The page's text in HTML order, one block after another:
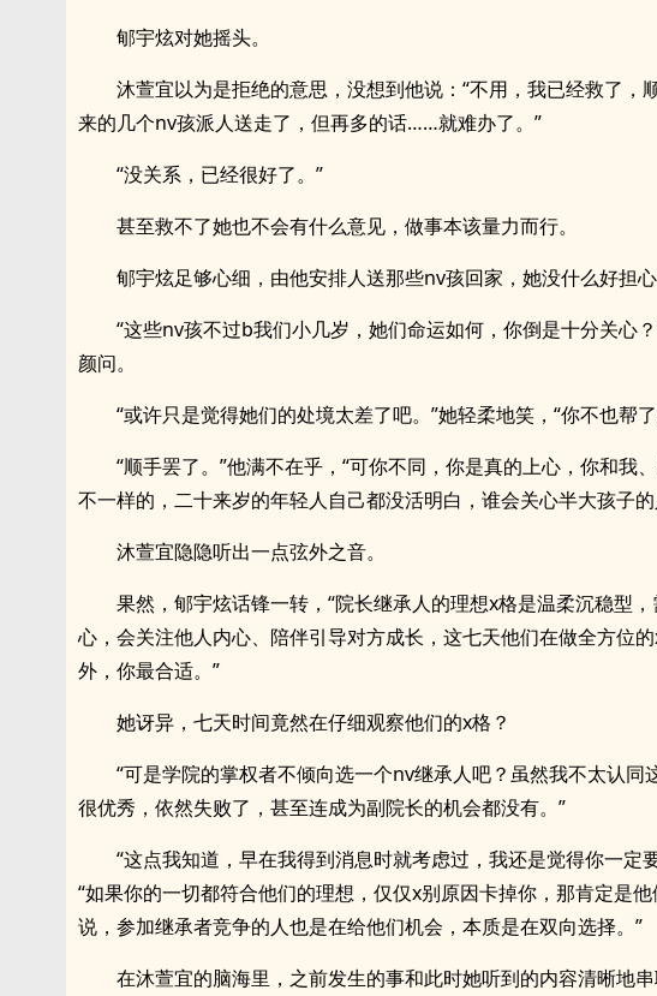
郇宇炫对她摇头。
沐萱宜以为是拒绝的意思，没想到他说：“不用，我已经救了，
来的几个nv孩派人送走了，但再多的话……就难办了。”
“没关系，已经很好了。”
甚至救不了她也不会有什么意见，做事本该量力而行。
郇宇炫足够心细，由他安排人送那些nv孩回家，她没什么好担心
“这些nv孩不过b我们小几岁，她们命运如何，你倒是十分关心
颜问。
“或许只是觉得她们的处境太差了吧。”她轻柔地笑，“你不也帮
“顺手罢了。”他满不在乎，“可你不同，你是真的上心，你和我
不一样的，二十来岁的年轻人自己都没活明白，谁会关心半大孩子
沐萱宜隐隐听出一点弦外之音。
果然，郇宇炫话锋一转，“院长继承人的理想x格是温柔沉稳型
心，会关注他人内心、陪伴引导对方成长，这七天他们在做全方位
外，你最合适。”
她讶异，七天时间竟然在仔细观察他们的x格？
“可是学院的掌权者不倾向选一个nv继承人吧？虽然我不太认同
很优秀，依然失败了，甚至连成为副院长的机会都没有。”
“这点我知道，早在我得到消息时就考虑过，我还是觉得你一定
“如果你的一切都符合他们的理想，仅仅x别原因卡掉你，那肯定是
说，参加继承者竞争的人也是在给他们机会，本质是在双向选择。”
在沐萱宜的脑海里，之前发生的事和此时她听到的内容清晰地串